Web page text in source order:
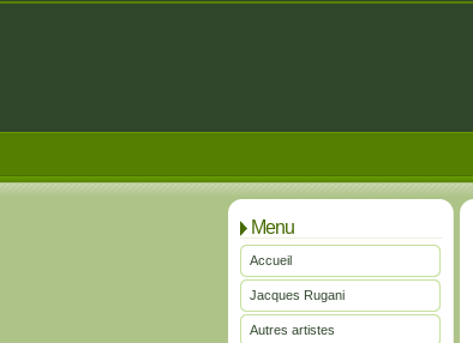
Menu
Accueil
Jacques Rugani
Autres artistes